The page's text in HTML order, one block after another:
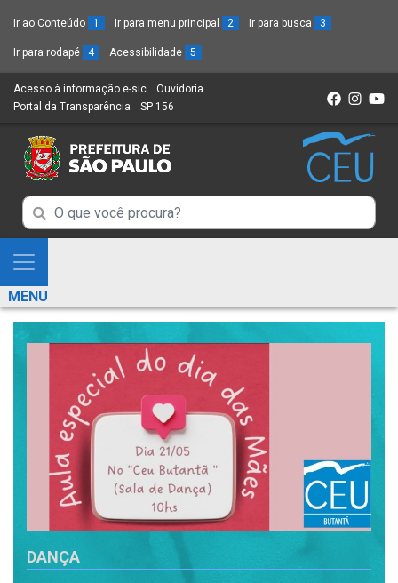
Ir ao Conteúdo 1 Ir para menu principal 2 Ir para busca 3
Ir para rodapé 4 Acessibilidade 5
Acesso à informação e-sic (Link
para
novo
sítio)
Ouvidoria
Portal da Transparência (Link
um
novo
SP 156
Campo
de
Busca
de
informações
Campo
de
de
informações
Mostra
e
Esconde
Menu
MENU
DANÇA